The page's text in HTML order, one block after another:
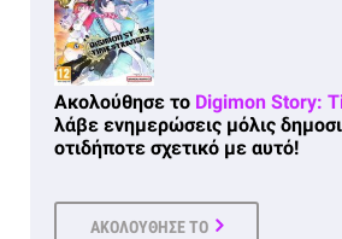
Ακολούθησε το Digimon Story:
λάβε ενημερώσεις μόλις
οτιδήποτε σχετικό με αυτό!
ΑΚΟΛΟΥΘΗΣΕ ΤΟ